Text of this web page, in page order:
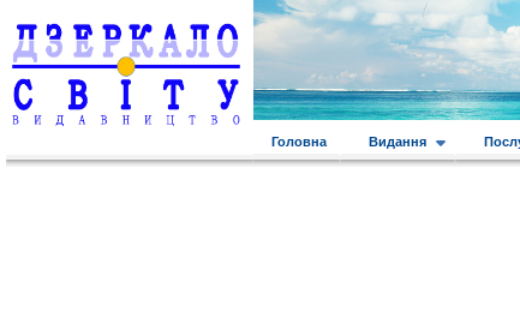
Головна Видання